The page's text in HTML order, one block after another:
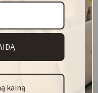
metus.
kainą